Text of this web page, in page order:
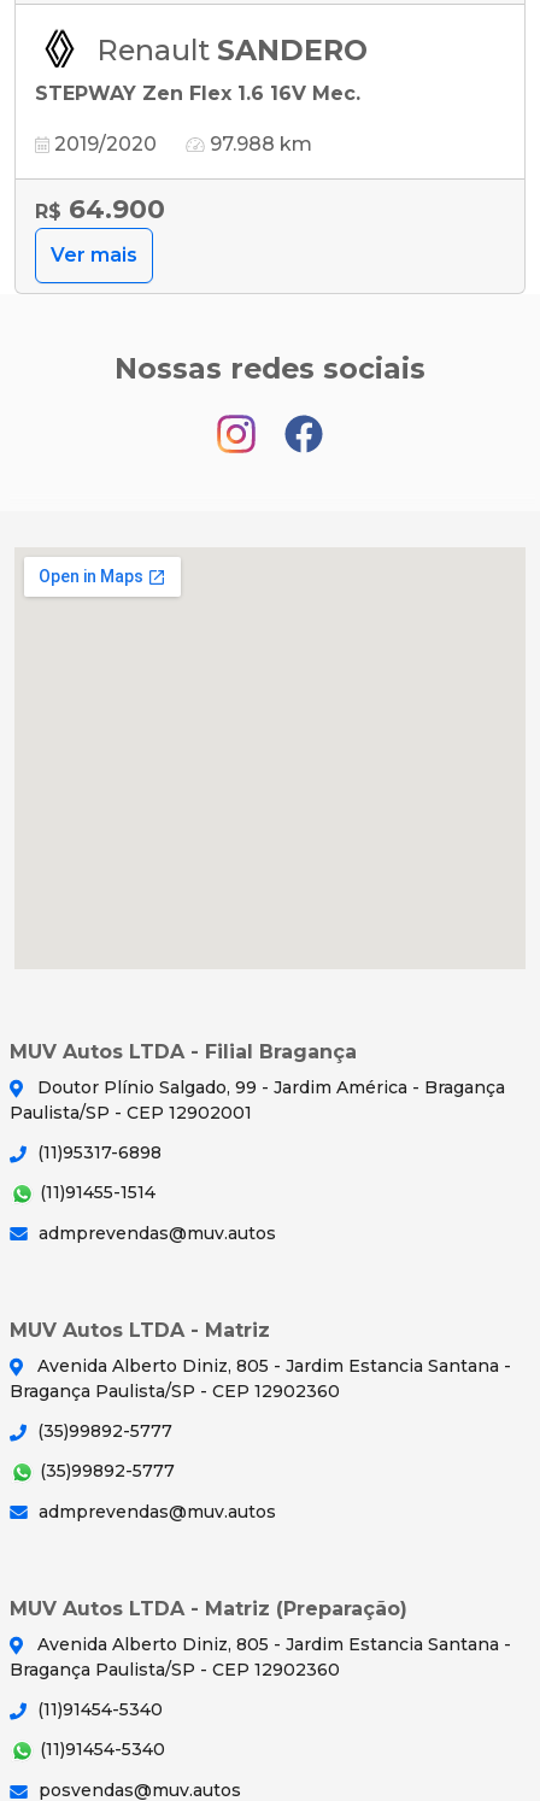
Renault SANDERO
STEPWAY Zen Flex 1.6 16V Mec.
2019/2020 97.988 km
R$ 64.900
Ver mais
Nossas redes sociais
MUV Autos LTDA - Filial Bragança
Doutor Plínio Salgado, 99 - Jardim América - Bragança
Paulista/SP - CEP 12902001
(11)95317-6898
(11)91455-1514
admprevendas@muv.autos
MUV Autos LTDA - Matriz
Avenida Alberto Diniz, 805 - Jardim Estancia Santana -
Bragança Paulista/SP - CEP 12902360
(35)99892-5777
(35)99892-5777
admprevendas@muv.autos
MUV Autos LTDA - Matriz (Preparação)
Avenida Alberto Diniz, 805 - Jardim Estancia Santana -
Bragança Paulista/SP - CEP 12902360
(11)91454-5340
(11)91454-5340
posvendas@muv.autos